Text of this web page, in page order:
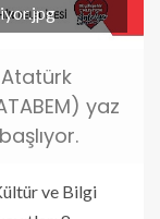
yaz
ve Bilgi